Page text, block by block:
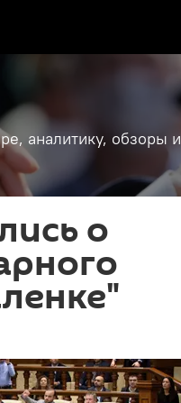
аналитику, обзоры и
о